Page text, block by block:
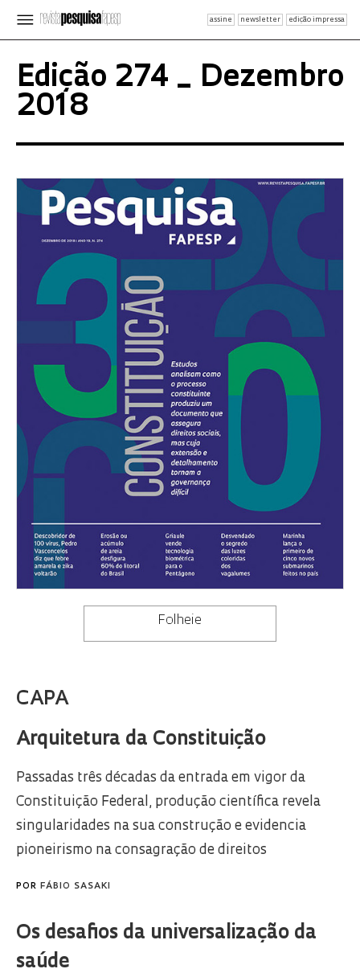
assine newsletter edição impressa
Edição 274 _ Dezembro
2018
Folheie
CAPA
Arquitetura da Constituição
Passadas três décadas da entrada em vigor da
Constituição Federal, produção científica revela
singularidades na sua construção e evidencia
pioneirismo na consagração de direitos
POR FÁBIO SASAKI
Os desafios da universalização da
saúde